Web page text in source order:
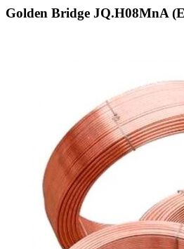
Golden Bridge JQ.H08MnA